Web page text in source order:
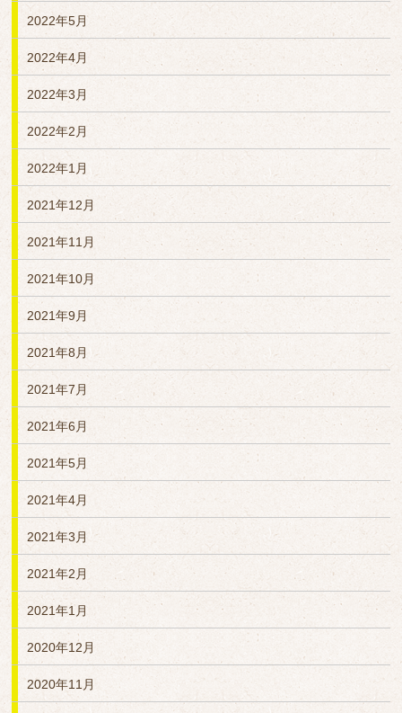
2022年5月
2022年4月
2022年3月
2022年2月
2022年1月
2021年12月
2021年11月
2021年10月
2021年9月
2021年8月
2021年7月
2021年6月
2021年5月
2021年4月
2021年3月
2021年2月
2021年1月
2020年12月
2020年11月